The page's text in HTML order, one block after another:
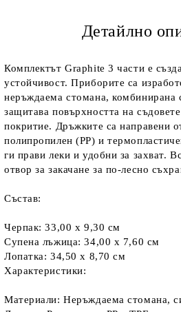
Детайлно
Комплектът Graphite 3 части е
устойчивост. Приборите са
неръждаема стомана, комбинирана
защитава повърхността на
покритие. Дръжките са направени
полипропилен (PP) и
ги прави леки и удобни за захват.
отвор за закачане за по-лесно
Състав:
Черпак: 33,00 x 9,30 см
Супена лъжица: 34,00 x 7,60 см
Лопатка: 34,50 x 8,70 см
Характеристики:
Материали: Неръждаема стомана,